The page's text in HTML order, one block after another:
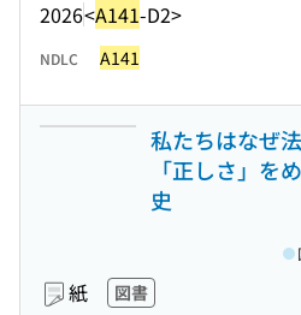
2026<A141-D2>
NDLC A141
私たちはなぜ
「正しさ」を
史
紙 図書